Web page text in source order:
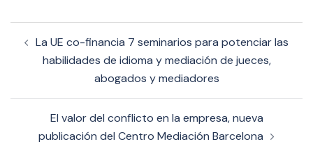
de
entradas
La UE co-financia 7 seminarios para potenciar las
habilidades de idioma y mediación de jueces,
abogados y mediadores
El valor del conflicto en la empresa, nueva
publicación del Centro Mediación Barcelona